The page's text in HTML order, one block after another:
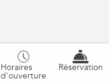
Horaires
d'ouverture
Réservation